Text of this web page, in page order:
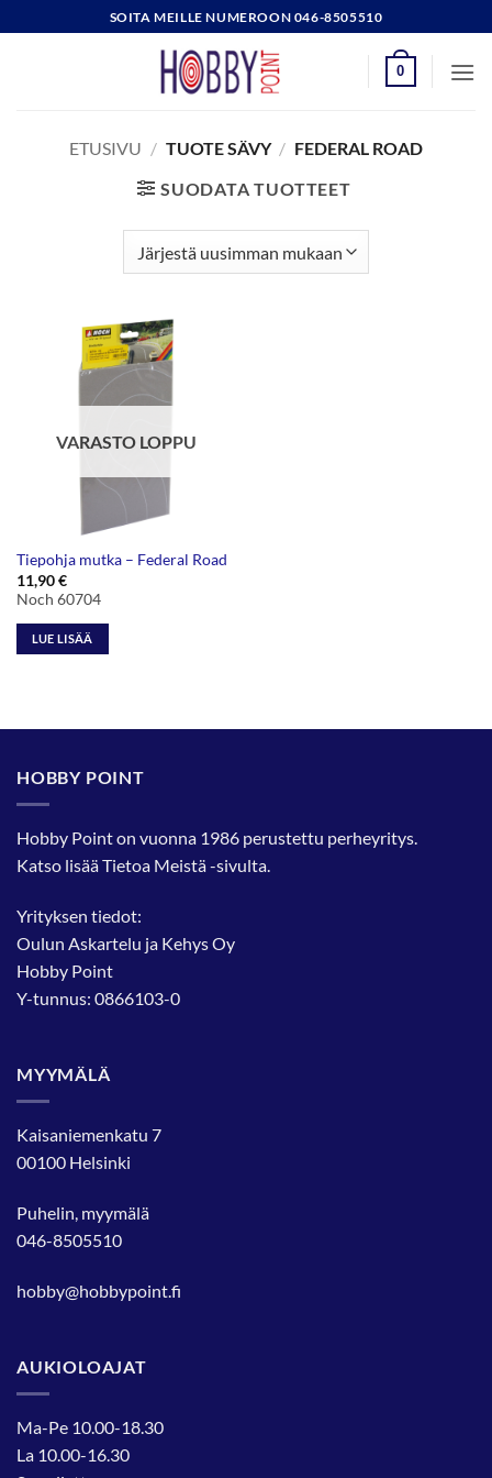
to
SOITA MEILLE NUMEROON 046-8505510
0
ETUSIVU / TUOTE SÄVY / FEDERAL ROAD
SUODATA TUOTTEET
VARASTO LOPPU
Tiepohja mutka – Federal Road
11,90€
Noch 60704
LUE LISÄÄ
HOBBY POINT
Hobby Point on vuonna 1986 perustettu perheyritys.
Katso lisääTietoa Meistä-sivulta.
Yrityksen tiedot:
Oulun Askartelu ja Kehys Oy
Hobby Point
Y-tunnus: 0866103-0
MYYMÄLÄ
Kaisaniemenkatu 7
00100 Helsinki
Puhelin, myymälä
046-8505510
hobby@hobbypoint.fi
AUKIOLOAJAT
Ma-Pe 10.00-18.30
La 10.00-16.30